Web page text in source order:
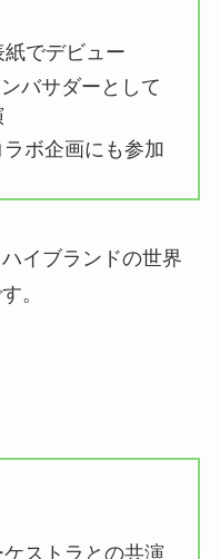
紙でデビュー
バサダーとして
ボ企画にも参加
イブランドの世界
。
ストラとの共演